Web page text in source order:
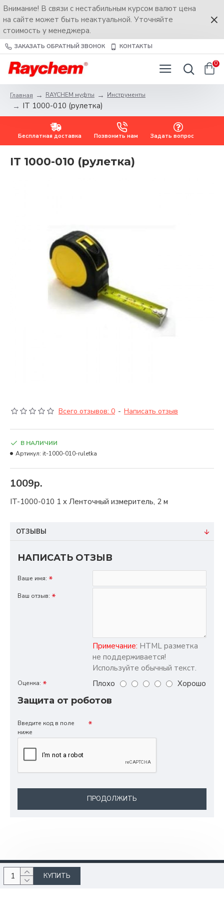
Внимание! В связи с нестабильным курсом валют цена
на сайте может быть неактуальной. Уточняйте
стоимость у менеджера.
ЗАКАЗАТЬ ОБРАТНЫЙ ЗВОНОК КОНТАКТЫ
0
Главная RAYCHEM муфты Инструменты
IT 1000-010 (рулетка)
Бесплатная доставка Позвонить нам Задать вопрос
IT 1000-010 (рулетка)
Всего отзывов: 0 - Написать отзыв
1009р.
В НАЛИЧИИ
Артикул: it-1000-010-ruletka
КУПИТЬ
IT-1000-010 1 x Ленточный измеритель, 2 м
ОТЗЫВЫ
НАПИСАТЬ ОТЗЫВ
Ваше имя:
Ваш отзыв:
Примечание: HTML разметка
не поддерживается!
Используйте обычный текст.
Оценка: Плохо Хорошо
Защита от роботов
Введите код в поле
ниже
ПРОДОЛЖИТЬ
raychem.su © 2025, Все права защищены